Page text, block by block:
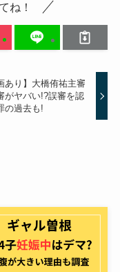
ね！
あり】大橋侑祐主審
がヤバい!?誤審を認
の過去も!